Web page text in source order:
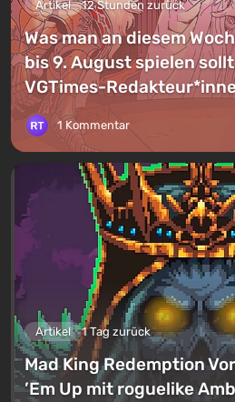
Artikel 12 Stunden zurück
Was man an diesem
bis 9. August spielen
VGTimes-
1 Kommentar
Artikel 1 Tag zurück
Mad King Redemption
’Em Up mit roguelike